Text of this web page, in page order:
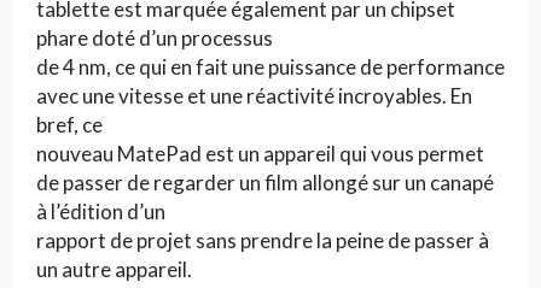
tablette est marquée également par un chipset
phare doté d’un processus
de 4 nm, ce qui en fait une puissance de performance
avec une vitesse et une réactivité incroyables. En
bref, ce
nouveau MatePad est un appareil qui vous permet
de passer de regarder un film allongé sur un canapé
à l’édition d’un
rapport de projet sans prendre la peine de passer à
un autre appareil.